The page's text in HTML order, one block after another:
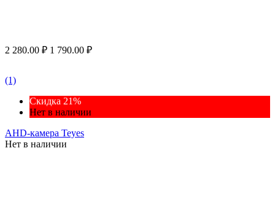
2 280.00 ₽ 1 790.00 ₽
(1)
Скидка 21%
Нет в наличии
AHD-камера Teyes
Нет в наличии